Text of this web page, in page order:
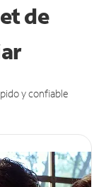
de
y confiable